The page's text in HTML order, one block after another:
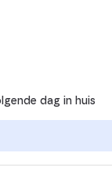
dag in huis